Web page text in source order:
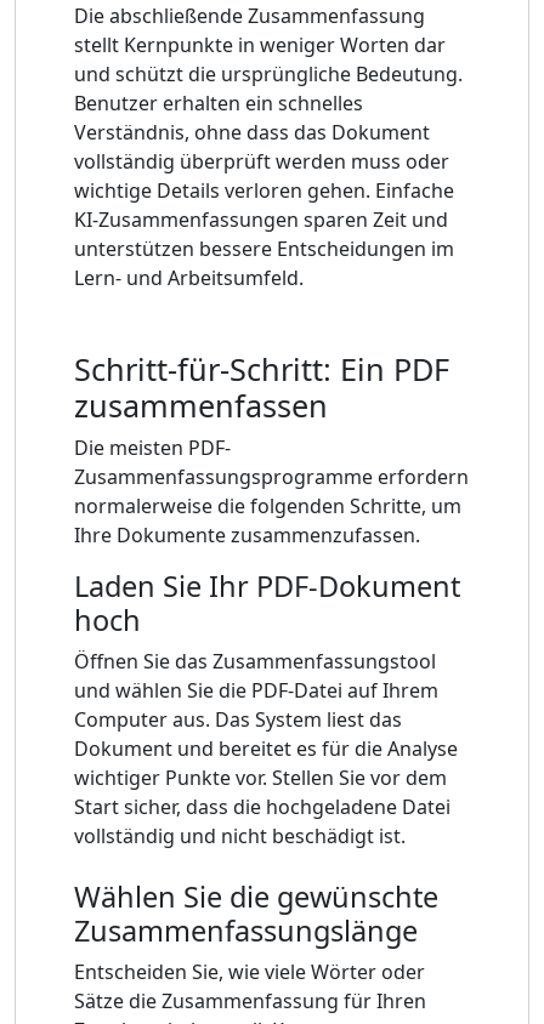
Die abschließende Zusammenfassung
stellt Kernpunkte in weniger Worten dar
und schützt die ursprüngliche Bedeutung.
Benutzer erhalten ein schnelles
Verständnis, ohne dass das Dokument
vollständig überprüft werden muss oder
wichtige Details verloren gehen. Einfache
KI-Zusammenfassungen sparen Zeit und
unterstützen bessere Entscheidungen im
Lern- und Arbeitsumfeld.
Schritt-für-Schritt: Ein PDF
zusammenfassen
Die meisten PDF-
Zusammenfassungsprogramme erfordern
normalerweise die folgenden Schritte, um
Ihre Dokumente zusammenzufassen.
Laden Sie Ihr PDF-Dokument
hoch
Öffnen Sie das Zusammenfassungstool
und wählen Sie die PDF-Datei auf Ihrem
Computer aus. Das System liest das
Dokument und bereitet es für die Analyse
wichtiger Punkte vor. Stellen Sie vor dem
Start sicher, dass die hochgeladene Datei
vollständig und nicht beschädigt ist.
Wählen Sie die gewünschte
Zusammenfassungslänge
Entscheiden Sie, wie viele Wörter oder
Sätze die Zusammenfassung für Ihren